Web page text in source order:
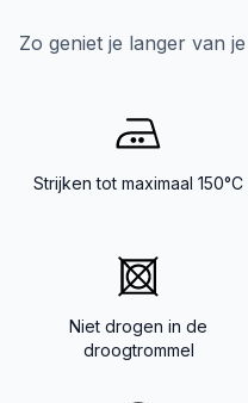
Zo geniet je langer van
Strijken tot maximaal 150°C
Niet drogen in de
droogtrommel